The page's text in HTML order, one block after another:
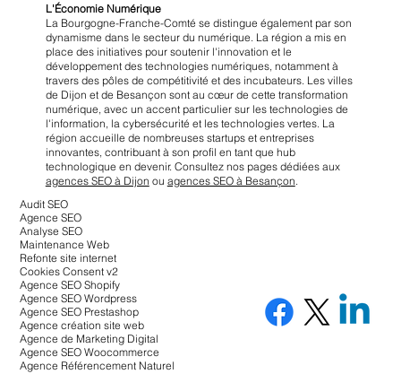
L'Économie Numérique
La Bourgogne-Franche-Comté se distingue également par son
dynamisme dans le secteur du numérique. La région a mis en
place des initiatives pour soutenir l'innovation et le
développement des technologies numériques, notamment à
travers des pôles de compétitivité et des incubateurs. Les villes
de Dijon et de Besançon sont au cœur de cette transformation
numérique, avec un accent particulier sur les technologies de
l'information, la cybersécurité et les technologies vertes. La
région accueille de nombreuses startups et entreprises
innovantes, contribuant à son profil en tant que hub
technologique en devenir. Consultez nos pages dédiées aux
agences SEO à Dijon ou agences SEO à Besançon
Audit SEO
Agence SEO
Analyse SEO
Maintenance Web
Refonte site internet
Cookies Consent v2
Agence SEO Shopify
Agence SEO Wordpress
Agence SEO Prestashop
Agence création site web
Agence de Marketing Digital
Agence SEO Woocommerce
Agence Référencement Naturel